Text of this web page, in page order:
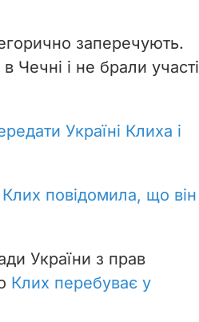
заперечують.
Чечні і не брали участі
Україні Клиха і
повідомила, що він
України з прав
Клих перебуває у